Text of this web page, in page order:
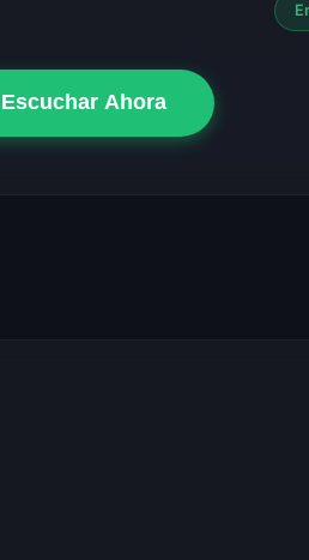
Escuchar Ahora